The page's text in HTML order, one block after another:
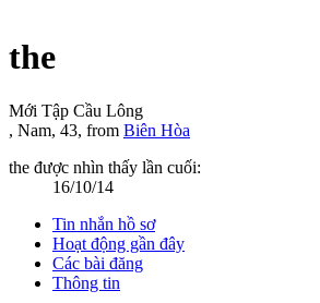
the
Mới Tập Cầu Lông
, Nam, 43, from Biên Hòa
the được nhìn thấy lần cuối:
16/10/14
Tin nhắn hồ sơ
Hoạt động gần đây
Các bài đăng
Thông tin